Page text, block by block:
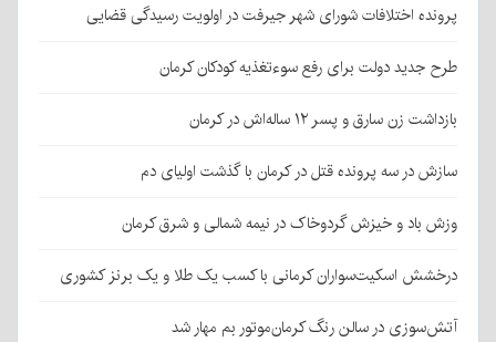
پرونده اختلافات شورای شهر جیرفت در اولویت رسیدگی قضایی
طرح جدید دولت برای رفع سوءتغذیه کودکان کرمان
بازداشت زن سارق و پسر ۱۲ ساله‌اش در کرمان
سازش در سه پرونده قتل در کرمان با گذشت اولیای دم
وزش باد و خیزش گردوخاک در نیمه شمالی و شرق کرمان
درخشش اسکیت‌سواران کرمانی با کسب یک طلا و یک برنز کشوری
آتش‌سوزی در سالن رنگ کرمان‌موتور بم مهار شد